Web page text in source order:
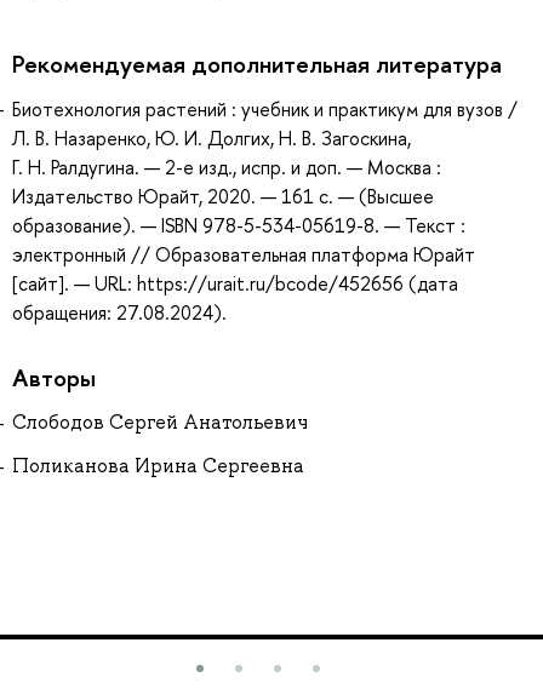
Рекомендуемая дополнительная литература
Биотехнология растений : учебник и практикум для вузов /
Л. В. Назаренко, Ю. И. Долгих, Н. В. Загоскина,
Г. Н. Ралдугина. — 2-е изд., испр. и доп. — Москва :
Издательство Юрайт, 2020. — 161 с. — (Высшее
образование). — ISBN 978-5-534-05619-8. — Текст :
электронный // Образовательная платформа Юрайт
[сайт]. — URL: https://urait.ru/bcode/452656 (дата
обращения: 27.08.2024).
Авторы
Слободов Сергей Анатольевич
Поликанова Ирина Сергеевна